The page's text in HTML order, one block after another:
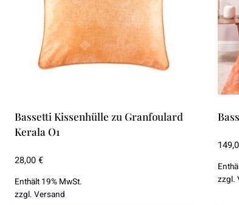
Bassetti Kissenhülle zu Granfoulard
Kerala O1
28,00€
Enthält 19% MwSt.
zzgl. Versand
zzgl.